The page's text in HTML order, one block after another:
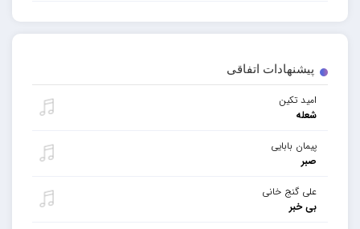
پیشنهادات اتفاقی
امید تکین
شعله
پیمان بابایی
صبر
علی گنج خانی
بی خبر